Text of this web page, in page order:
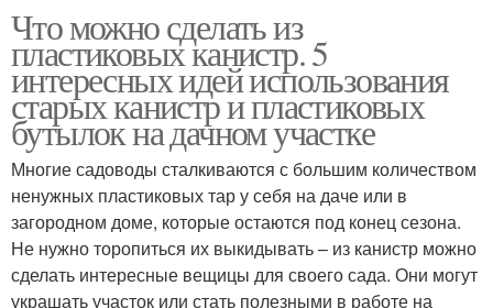
Что можно сделать из
пластиковых канистр. 5
интересных идей использования
старых канистр и пластиковых
бутылок на дачном участке
Многие садоводы сталкиваются с большим количеством
ненужных пластиковых тар у себя на даче или в
загородном доме, которые остаются под конец сезона.
Не нужно торопиться их выкидывать – из канистр можно
сделать интересные вещицы для своего сада. Они могут
украшать участок или стать полезными в работе на